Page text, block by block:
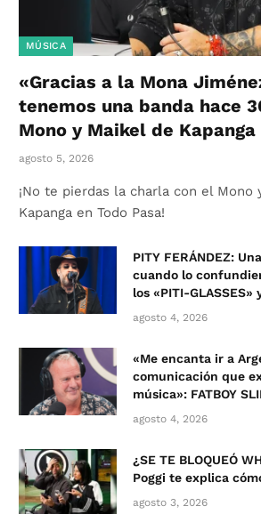
MÚSICA
«Gracias a la Mona
tenemos una banda hace
Mono y Maikel de Kapanga
agosto 5, 2026
¡No te pierdas la charla con el Mono
Kapanga en Todo Pasa!
PITY FERÁNDEZ:
cuando lo
los «PITI-GLASSES»
agosto 4, 2026
«Me encanta ir a
comunicación que
música»: FATBOY
agosto 4, 2026
¿SE TE BLOQUEÓ
Poggi te explica
agosto 3, 2026